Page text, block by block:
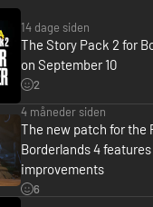
VÆR EN BADASS
på slagmarken, og kæmp
af ekstravagante våben.
før – du kan
mere for at bringe død og
Alle kampe bliver
som
fri. Skab dit perfekte build
og den dybe og
og effektivt udstyr.
14 dage siden
The Story Pack 2 for
on September 10
2
4 måneder siden
The new patch for the
Borderlands 4
improvements
6